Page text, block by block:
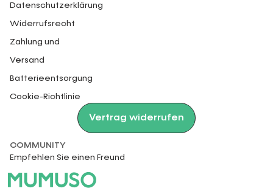
Datenschutzerklärung
Widerrufsrecht
Zahlung und
Versand
Batterieentsorgung
Cookie-Richtlinie
Vertrag widerrufen
COMMUNITY
Empfehlen Sie einen Freund